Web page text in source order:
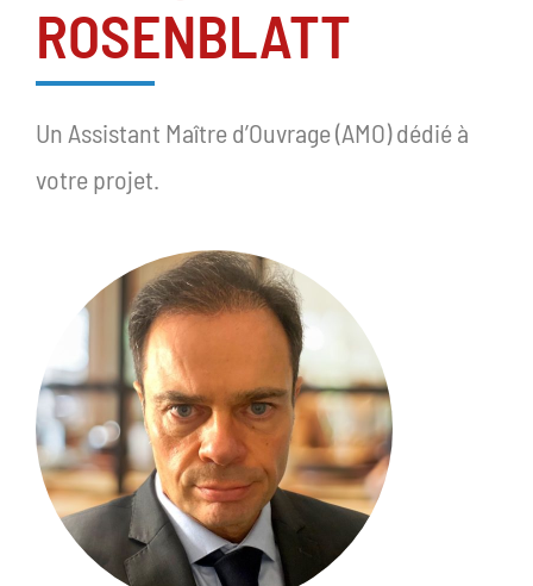
ROSENBLATT
Un Assistant Maître d’Ouvrage (AMO) dédié à
votre projet.